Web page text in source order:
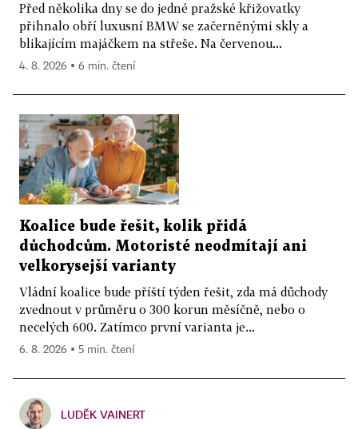
Před několika dny se do jedné pražské křižovatky
přihnalo obří luxusní BMW se začerněnými skly a
blikajícím majáčkem na střeše. Na červenou...
4. 8. 2026 ▪ 6 min. čtení
Koalice bude řešit, kolik přidá
důchodcům. Motoristé neodmítají ani
velkorysejší varianty
Vládní koalice bude příští týden řešit, zda má důchody
zvednout v průměru o 300 korun měsíčně, nebo o
necelých 600. Zatímco první varianta je...
6. 8. 2026 ▪ 5 min. čtení
LUDĚK VAINERT